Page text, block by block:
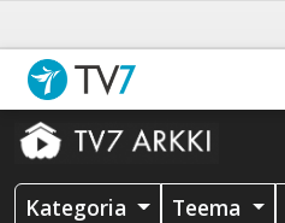
Kategoria Teema